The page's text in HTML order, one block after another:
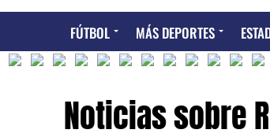
FÚTBOL MÁS DEPORTES
Noticias sobre